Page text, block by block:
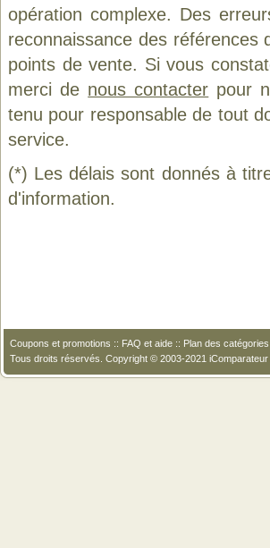
opération complexe. Des
reconnaissance des références
points de vente. Si vous
merci de nous contacter pour
tenu pour responsable de tout
service.
(*) Les délais sont donnés à
d'information.
Coupons et promotions :: FAQ et aide :: Plan des catégories
Tous droits réservés. Copyright © 2003-2021